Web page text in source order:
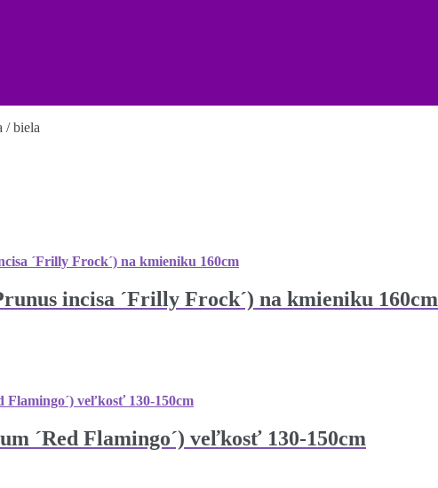
/biela
incisa ´Frilly Frock´) na kmieniku 160cm
´Red Flamingo´) veľkosť 130-150cm